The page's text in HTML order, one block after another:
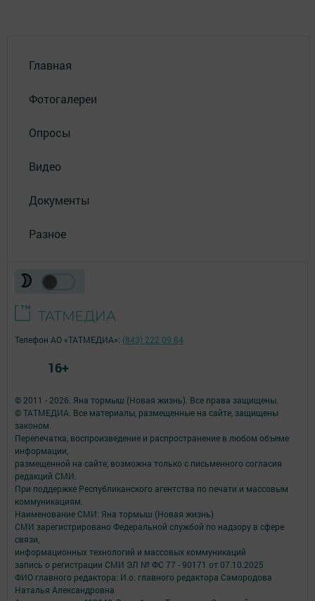
Главная
Фотогалереи
Опросы
Видео
Документы
Разное
© 2011 - 2026. Яна тормыш (Новая жизнь). Все права защищены.
© ТАТМЕДИА. Все материалы, размещенные на сайте, защищены
законом.
Перепечатка, воспроизведение и распространение в любом объеме
информации,
размещенной на сайте, возможна только с письменного согласия
редакций СМИ.
При поддержке Республиканского агентства по печати и массовым
коммуникациям.
Наименование СМИ: Яна тормыш (Новая жизнь)
СМИ зарегистрировано Федеральной службой по надзору в сфере
связи,
информационных технологий и массовых коммуникаций
запись о регистрации СМИ ЭЛ № ФС 77 - 90171 от 07.10.2025
ФИО главного редактора: И.о. главного редактора Самородова
Наталья Александровна
Телефон АО «ТАТМЕДИА»: (843) 222 09 84
16+